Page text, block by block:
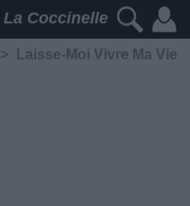
La Coccinelle
> Laisse-Moi Vivre Ma Vie